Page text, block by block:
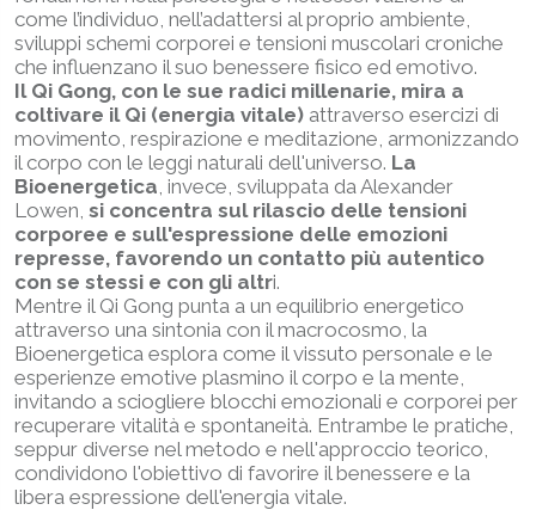
come l’individuo, nell’adattersi al proprio ambiente,
sviluppi schemi corporei e tensioni muscolari croniche
che influenzano il suo benessere fisico ed emotivo.
Il Qi Gong, con le sue radici millenarie, mira a
coltivare il Qi (energia vitale) attraverso esercizi di
movimento, respirazione e meditazione, armonizzando
il corpo con le leggi naturali dell'universo. La
Bioenergetica , invece, sviluppata da Alexander
Lowen, si concentra sul rilascio delle tensioni
corporee e sull'espressione delle emozioni
represse, favorendo un contatto più autentico
con se stessi e con gli altri.
Mentre il Qi Gong punta a un equilibrio energetico
attraverso una sintonia con il macrocosmo, la
Bioenergetica esplora come il vissuto personale e le
esperienze emotive plasmino il corpo e la mente,
invitando a sciogliere blocchi emozionali e corporei per
recuperare vitalità e spontaneità. Entrambe le pratiche,
seppur diverse nel metodo e nell'approccio teorico,
condividono l'obiettivo di favorire il benessere e la
libera espressione dell'energia vitale.